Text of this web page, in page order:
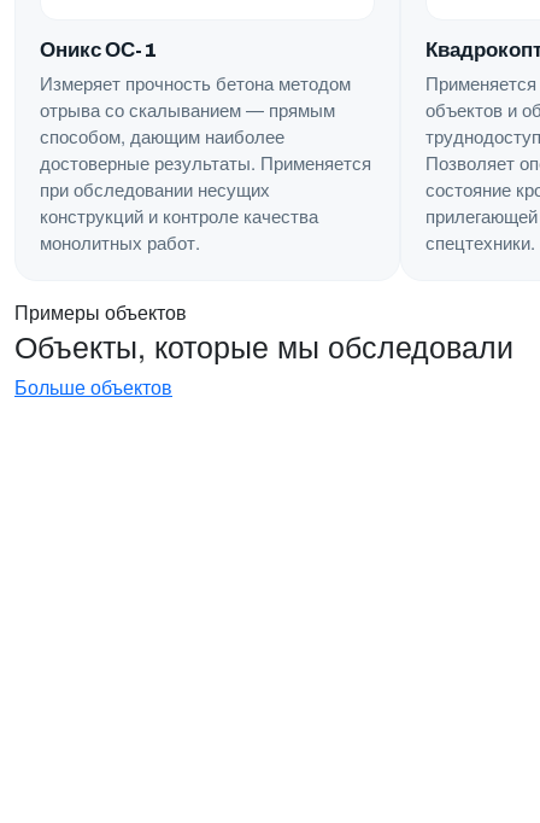
Оникс ОС-1
Измеряет прочность бетона методом
отрыва со скалыванием — прямым
способом, дающим наиболее
достоверные результаты. Применяется
при обследовании несущих
конструкций и контроле качества
монолитных работ.
объектов и
Позволяет
состояние
спецтехники.
Примеры объектов
Объекты, которые мы обследовали
Больше объектов